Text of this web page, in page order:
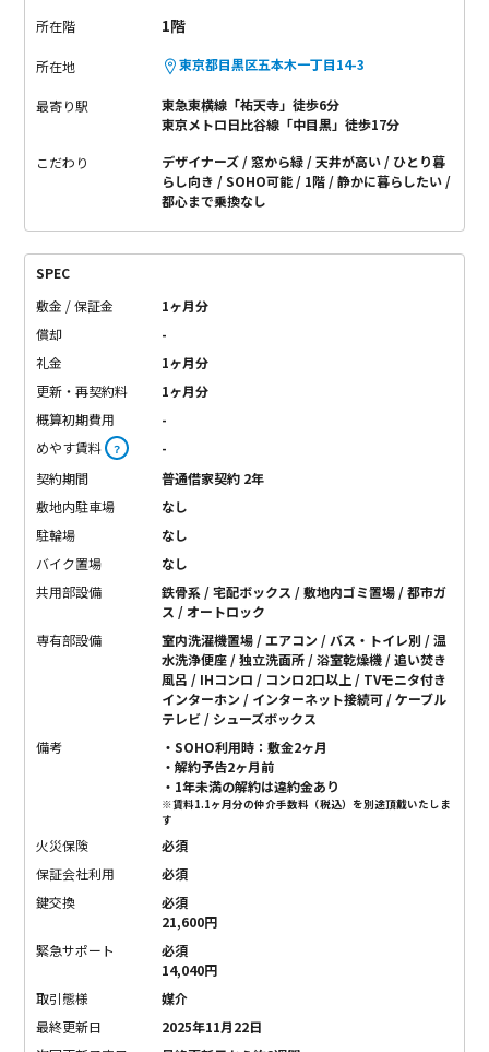
所在階 1階
所在地 東京都目黒区五本木一丁目14-3
最寄り駅
東急東横線「祐天寺」徒歩6分
東京メトロ日比谷線「中目黒」徒歩17分
こだわり デザイナーズ 窓から緑 天井が高い
ひとり暮
らし向き
SOHO可能 1階
静かに暮らしたい
都心まで乗換なし
SPEC
敷金 / 保証金
1ヶ月分
償却
-
礼金
1ヶ月分
更新・再契約料
1ヶ月分
概算初期費用
-
めやす賃料 ？
-
契約期間
普通借家契約 2年
敷地内駐車場
なし
駐輪場
なし
バイク置場
なし
共用部設備
鉄骨系 / 宅配ボックス / 敷地内ゴミ置場 / 都市ガ
ス / オートロック
専有部設備
室内洗濯機置場 / エアコン / バス・トイレ別 / 温
水洗浄便座 / 独立洗面所 / 浴室乾燥機 / 追い焚き
風呂 / IHコンロ / コンロ2口以上 / TVモニタ付き
インターホン / インターネット接続可 / ケーブル
テレビ / シューズボックス
備考
・SOHO利用時：敷金2ヶ月
・解約予告2ヶ月前
・1年未満の解約は違約金あり
※賃料1.1ヶ月分の仲介手数料（税込）を別途頂戴いたしま
す
火災保険
必須
保証会社利用
必須
鍵交換
必須
21,600円
緊急サポート
必須
14,040円
取引態様
媒介
最終更新日
2025年11月22日